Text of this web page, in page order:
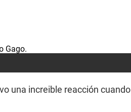
una increible reacción